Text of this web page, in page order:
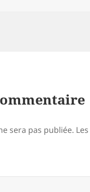
sera pas publiée.